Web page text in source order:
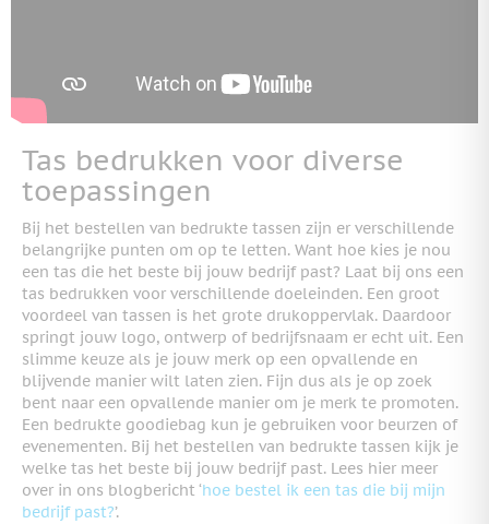
Tas bedrukken voor diverse
toepassingen
Bij het bestellen van bedrukte tassen zijn er verschillende
belangrijke punten om op te letten. Want hoe kies je nou
een tas die het beste bij jouw bedrijf past? Laat bij ons een
tas bedrukken voor verschillende doeleinden. Een groot
voordeel van tassen is het grote drukoppervlak. Daardoor
springt jouw logo, ontwerp of bedrijfsnaam er echt uit. Een
slimme keuze als je jouw merk op een opvallende en
blijvende manier wilt laten zien. Fijn dus als je op zoek
bent naar een opvallende manier om je merk te promoten.
Een bedrukte goodiebag kun je gebruiken voor beurzen of
evenementen. Bij het bestellen van bedrukte tassen kijk je
welke tas het beste bij jouw bedrijf past. Lees hier meer
over in ons blogbericht ‘hoe bestel ik een tas die bij mijn
bedrijf past?’.